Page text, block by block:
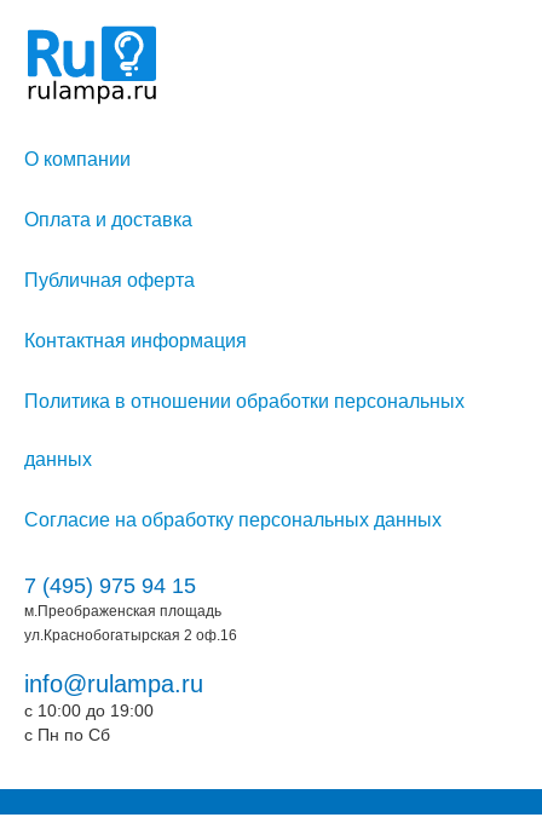
О компании
Оплата и доставка
Публичная оферта
Контактная информация
Политика в отношении обработки персональных
данных
Согласие на обработку персональных данных
7 (495) 975 94 15
м.Преображенская площадь
ул.Краснобогатырская 2 оф.16
info@rulampa.ru
c 10:00 до 19:00
c Пн по Сб